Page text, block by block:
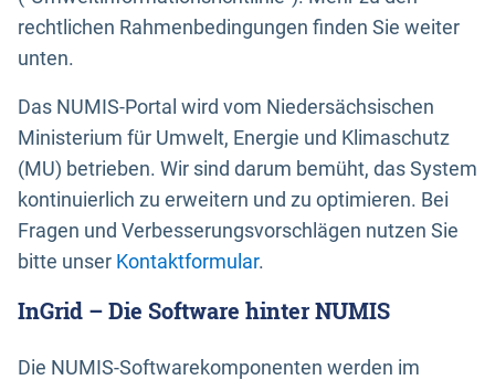
rechtlichen Rahmenbedingungen finden Sie weiter
unten.
Das NUMIS-Portal wird vom Niedersächsischen
Ministerium für Umwelt, Energie und Klimaschutz
(MU) betrieben. Wir sind darum bemüht, das System
kontinuierlich zu erweitern und zu optimieren. Bei
Fragen und Verbesserungsvorschlägen nutzen Sie
bitte unser Kontaktformular.
InGrid – Die Software hinter NUMIS
Die NUMIS-Softwarekomponenten werden im